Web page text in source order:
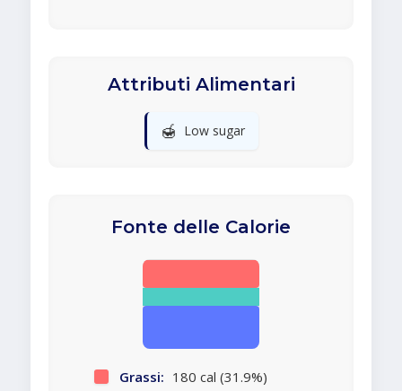
Attributi Alimentari
🍯 Low sugar
Fonte delle Calorie
Grassi: 180 cal (31.9%)